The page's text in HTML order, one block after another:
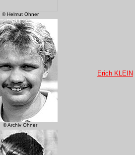
© Helmut Ohner
© Archiv Ohner
Erich KLEIN